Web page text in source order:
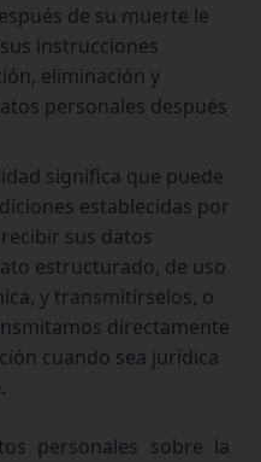
de su muerte le
instrucciones
eliminación y
personales después
significa que puede
establecidas por
sus datos
estructurado, de uso
y transmitírselos, o
directamente
cuando sea jurídica
personales sobre la